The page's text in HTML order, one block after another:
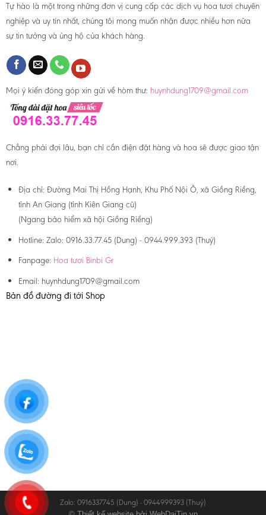
Tự hào là một trong những đơn vị cung cấp các dịch vụ hoa tươi chuyên
nghiệp và uy tín nhất, chúng tôi mong muốn nhận được nhiều hơn nữa
sự tin tưởng và ủng hộ của khách hàng.
Mọi ý kiến đóng góp xin gửi về hòm thư: huynhdung1709@gmail.com
Chẳng phải đợi lâu, bạn chỉ cần điện đặt hàng và hoa sẽ được giao tận
nơi.
Địa chỉ: Đường Mai Thị Hồng Hạnh, Khu Phố Nội Ô, xã Giồng Riềng,
tỉnh An Giang (tỉnh Kiên Giang cũ)
(Ngang bảo hiểm xã hội Giồng Riềng)
Hotline: Zalo: 0916.33.77.45 (Dung) - 0944.999.393 (Thuý)
Fanpage: Hoa tươi Binbi Gr
Email: huynhdung1709@gmail.com
Bản đồ đường đi tới Shop
Zalo: 0916337745 (Dung) - 0944999393 (Thuý)